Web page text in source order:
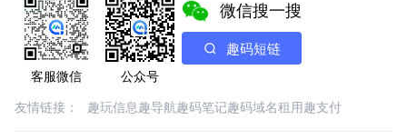
客服微信 公众号
微信搜一搜
趣码短链
友情链接： 趣玩信息趣导航趣码笔记趣码域名租用趣支付